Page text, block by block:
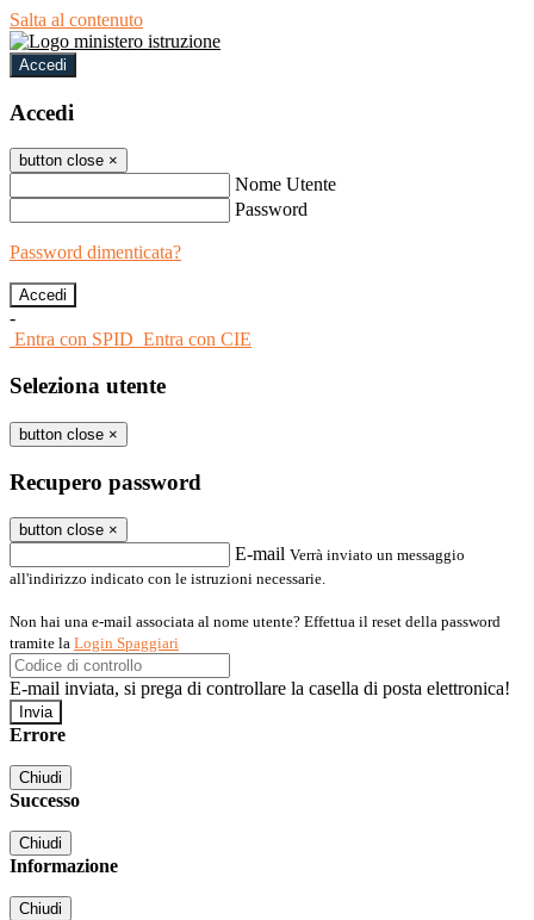
Salta al contenuto
Accedi
Accedi
button close ×
Nome Utente
Password
Password dimenticata?
-
Entra con SPID Entra con CIE
Seleziona utente
button close ×
Recupero password
button close ×
E-mail Verrà inviato un messaggio
all'indirizzo indicato con le istruzioni necessarie.
Non hai una e-mail associata al nome utente? Effettua il reset della password
tramite la Login Spaggiari
E-mail inviata, si prega di controllare la casella di posta elettronica!
Errore
Chiudi
Successo
Chiudi
Informazione
Chiudi